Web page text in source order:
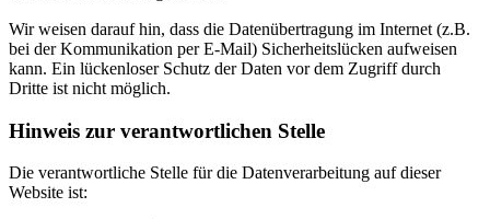
Wir weisen darauf hin, dass die Datenübertragung im Internet (z.B.
bei der Kommunikation per E-Mail) Sicherheitslücken aufweisen
kann. Ein lückenloser Schutz der Daten vor dem Zugriff durch
Dritte ist nicht möglich.
Hinweis zur verantwortlichen Stelle
Die verantwortliche Stelle für die Datenverarbeitung auf dieser
Website ist: